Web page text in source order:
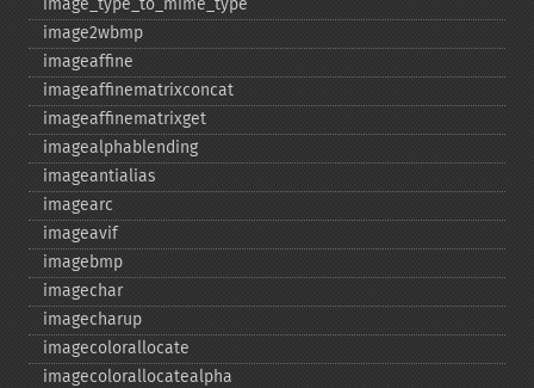
image_​type_​to_​mime_​type
image2wbmp
imageaffine
imageaffinematrixconcat
imageaffinematrixget
imagealphablending
imageantialias
imagearc
imageavif
imagebmp
imagechar
imagecharup
imagecolorallocate
imagecolorallocatealpha